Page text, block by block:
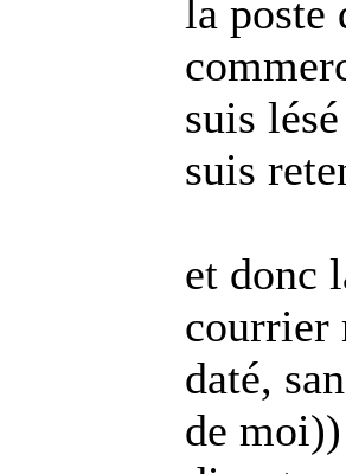
la poste
suis
suis
et donc
courrier
daté,
de